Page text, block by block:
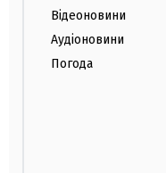
Відеоновини
Аудіоновини
Погода